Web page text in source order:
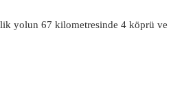
yolun 67 kilometresinde 4 köprü ve